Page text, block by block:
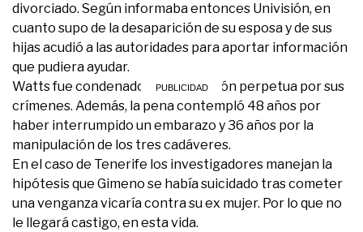
divorciado. Según informaba entonces Univisión, en
cuanto supo de la desaparición de su esposa y de sus
hijas acudió a las autoridades para aportar información
que pudiera ayudar.
Watts fue condenado a triple prisión perpetua por sus
crímenes. Además, la pena contempló 48 años por
haber interrumpido un embarazo y 36 años por la
manipulación de los tres cadáveres.
En el caso de Tenerife los investigadores manejan la
hipótesis que Gimeno se había suicidado tras cometer
una venganza vicaría contra su ex mujer. Por lo que no
le llegará castigo, en esta vida.